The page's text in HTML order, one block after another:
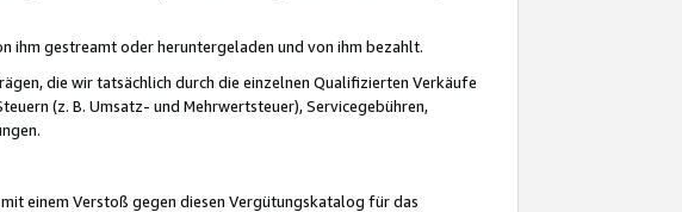
ihm gestreamt oder heruntergeladen und von ihm bezahlt.
die wir tatsächlich durch die einzelnen Qualifizierten Verkäufe
(z. B. Umsatz- und Mehrwertsteuer), Servicegebühren,
einem Verstoß gegen diesen Vergütungskatalog für das